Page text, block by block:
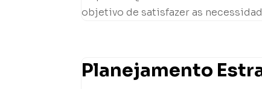
objetivo de satisfazer as
Planejamento